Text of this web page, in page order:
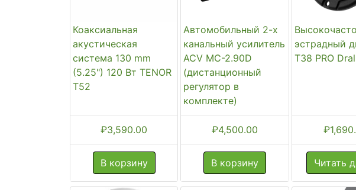
Коаксиальная
акустическая
система 130 mm
(5.25") 120 Вт TENOR
T52
₽3,590.00
В корзину
Автомобильный 2-х
канальный усилитель
ACV MC-2.90D
(дистанционный
регулятор в
комплекте)
₽4,500.00
В корзину
эстрадный
T38 PRO
₽
Читать